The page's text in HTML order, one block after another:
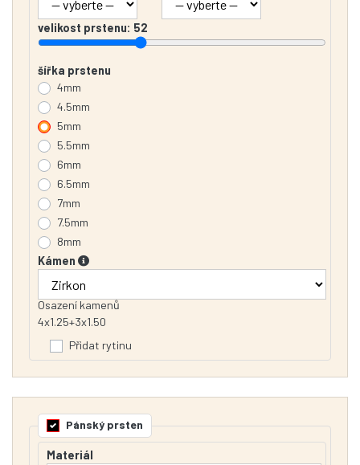
velikost prstenu: 52
šířka prstenu
4mm
4.5mm
5mm
5.5mm
6mm
6.5mm
7mm
7.5mm
8mm
Kámen
Osazení kamenů
4x1.25+3x1.50
Přidat rytinu
Pánský prsten
Materiál